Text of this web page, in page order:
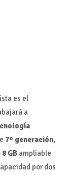
es el
a
7º generación,
GB ampliable
por dos